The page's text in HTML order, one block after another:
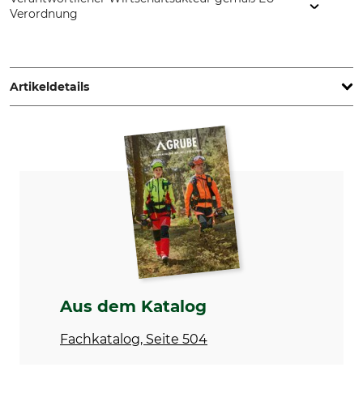
Verordnung
37115 Duderstadt, Germany, www.schmidt-forstschutz.de
Artikeldetails
Produkttyp
Wuchs- und Schutzhülle
Modellbezeichnung
Herstellung
Made in Britain
Aus dem Katalog
Fachkatalog, Seite 504